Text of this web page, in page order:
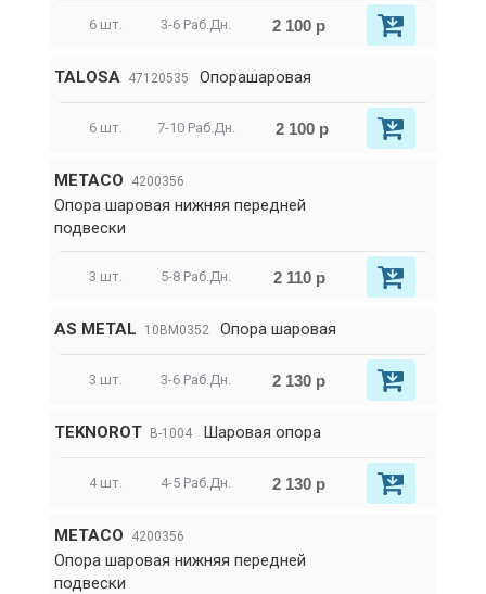
6 шт. 3-6 Раб.Дн. 2 100 р
TALOSA 47120535 Опорашаровая
6 шт. 7-10 Раб.Дн. 2 100 р
METACO 4200356
Опора шаровая нижняя передней
подвески
3 шт. 5-8 Раб.Дн. 2 110 р
AS METAL 10BM0352 Опора шаровая
3 шт. 3-6 Раб.Дн. 2 130 р
TEKNOROT B-1004 Шаровая опора
4 шт. 4-5 Раб.Дн. 2 130 р
METACO 4200356
Опора шаровая нижняя передней
подвески